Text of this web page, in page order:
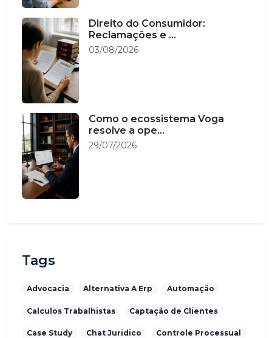
Direito do Consumidor:
Reclamações e ...
03/08/2026
Como o ecossistema Voga
resolve a ope...
29/07/2026
Tags
Advocacia Alternativa A Erp Automação
Calculos Trabalhistas Captação de Clientes
Case Study Chat Juridico Controle Processual